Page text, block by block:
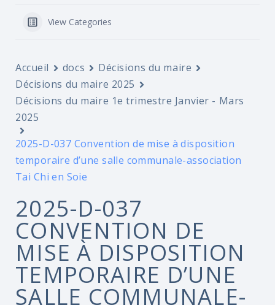
View Categories
Accueil docs
Décisions du maire
Décisions du maire 2025
Décisions du maire 1e trimestre Janvier - Mars
2025
2025-D-037 Convention de mise à disposition
temporaire d’une salle communale-association
Tai Chi en Soie
2025-D-037
CONVENTION DE
MISE À DISPOSITION
TEMPORAIRE D’UNE
SALLE COMMUNALE-